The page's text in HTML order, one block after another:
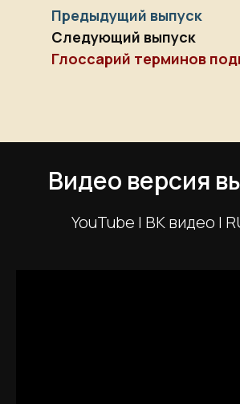
Предыдущий выпуск
Следующий выпуск
Глоссарий терминов
Видео версия
YouTube | ВК видео |